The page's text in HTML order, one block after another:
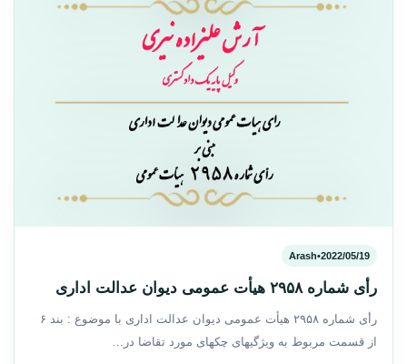
2022/05/19
•
Arash
رأی شماره ۲۹۵۸ هیأت عمومی دیوان عدالت اداری
رأی شماره ۲۹۵۸ هیأت عمومی دیوان عدالت اداری با موضوع : بند ۶
از قسمت مربوط به ویژگیهای چکهای مورد تقاضا در…